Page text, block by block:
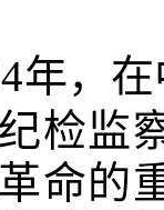
年，
检监
命的